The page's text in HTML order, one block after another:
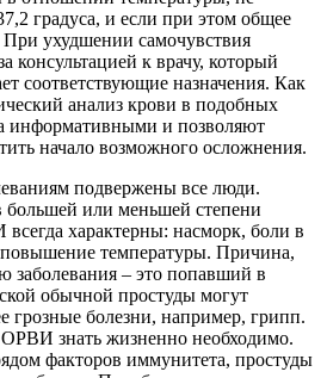
градуса, и если при этом общее
ухудшении самочувствия
консультацией к врачу, который
соответствующие назначения. Как
анализ крови в подобных
информативными и позволяют
начало возможного осложнения.
подвержены все люди.
или меньшей степени
характерны: насморк, боли в
повышение температуры. Причина,
заболевания – это попавший в
обычной простуды могут
грозные болезни, например, грипп.
знать жизненно необходимо.
факторов иммунитета, простуды